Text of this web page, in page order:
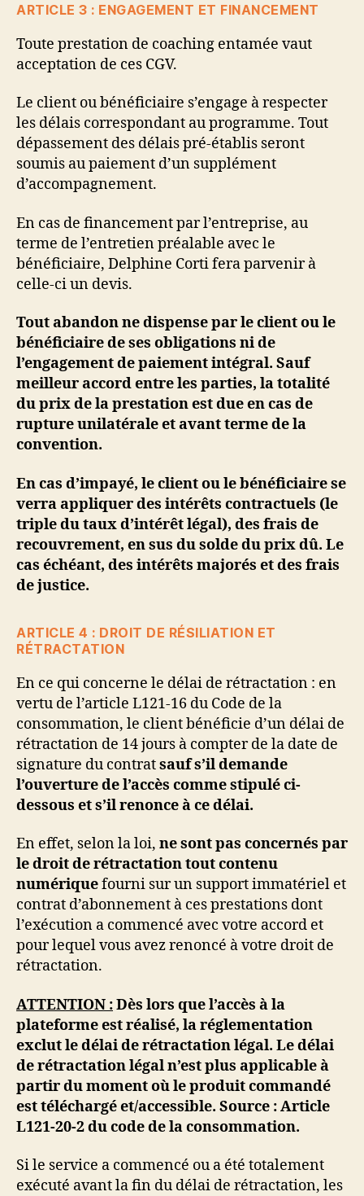
ARTICLE 3 : ENGAGEMENT ET FINANCEMENT
Toute prestation de coaching entamée vaut
acceptation de ces CGV.
Le client ou bénéficiaire s’engage à respecter
les délais correspondant au programme. Tout
dépassement des délais pré-établis seront
soumis au paiement d’un supplément
d’accompagnement.
En cas de financement par l’entreprise, au
terme de l’entretien préalable avec le
bénéficiaire, Delphine Corti fera parvenir à
celle-ci un devis.
Tout abandon ne dispense par le client ou le
bénéficiaire de ses obligations ni de
l’engagement de paiement intégral. Sauf
meilleur accord entre les parties, la totalité
du prix de la prestation est due en cas de
rupture unilatérale et avant terme de la
convention.
En cas d’impayé, le client ou le bénéficiaire se
verra appliquer des intérêts contractuels (le
triple du taux d’intérêt légal), des frais de
recouvrement, en sus du solde du prix dû. Le
cas échéant, des intérêts majorés et des frais
de justice.
ARTICLE 4 : DROIT DE RÉSILIATION ET
RÉTRACTATION
En ce qui concerne le délai de rétractation : en
vertu de l’article L121-16 du Code de la
consommation, le client bénéficie d’un délai de
rétractation de 14 jours à compter de la date de
signature du contratsauf s’il demande
l’ouverture de l’accès comme stipulé ci-
dessous et s’il renonce à ce délai.
En effet, selon la loi, ne sont pas concernés par
le droit de rétractation tout contenu
numériquefourni sur un support immatériel et
contrat d’abonnement à ces prestations dont
l’exécution a commencé avec votre accord et
pour lequel vous avez renoncé à votre droit de
rétractation.
ATTENTION :Dès lors que l’accès à la
plateforme est réalisé, la réglementation
exclut le délai de rétractation légal. Le délai
de rétractation légal n’est plus applicable à
partir du moment où le produit commandé
est téléchargé et/accessible. Source : Article
L121-20-2 du code de la consommation.
Si le service a commencé ou a été totalement
exécuté avant la fin du délai de rétractation, les